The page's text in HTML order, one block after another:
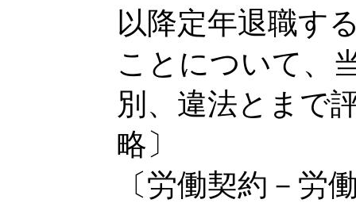
以降定年退職す
ことについて、
別、違法とまで
略〕
〔労働契約－労